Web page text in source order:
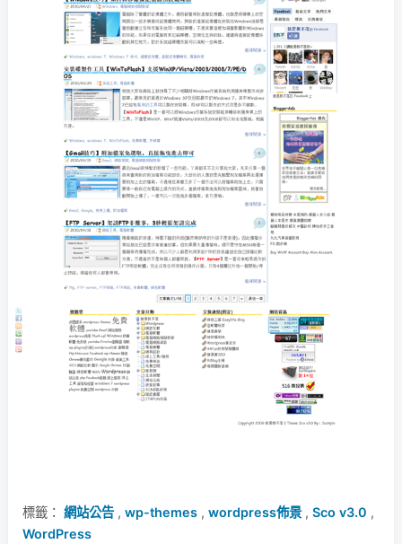
標籤： 網站公告, wp-themes , wordpress佈景, Sco v3.0 ,
WordPress